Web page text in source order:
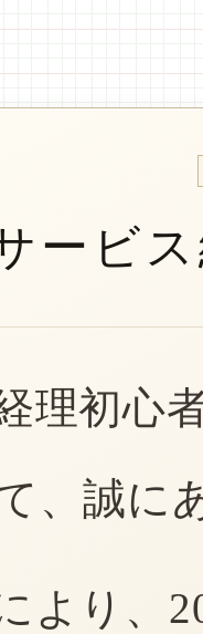
ービ
理初心
、誠に
より、